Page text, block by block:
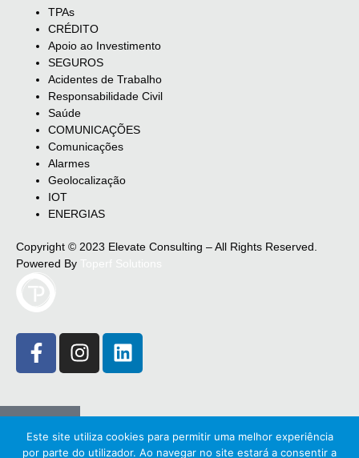
TPAs
CRÉDITO
Apoio ao Investimento
SEGUROS
Acidentes de Trabalho
Responsabilidade Civil
Saúde
COMUNICAÇÕES
Comunicações
Alarmes
Geolocalização
IOT
ENERGIAS
Copyright © 2023 Elevate Consulting – All Rights Reserved.
Powered By
Este site utiliza cookies para permitir uma melhor experiência
por parte do utilizador. Ao navegar no site estará a consentir a